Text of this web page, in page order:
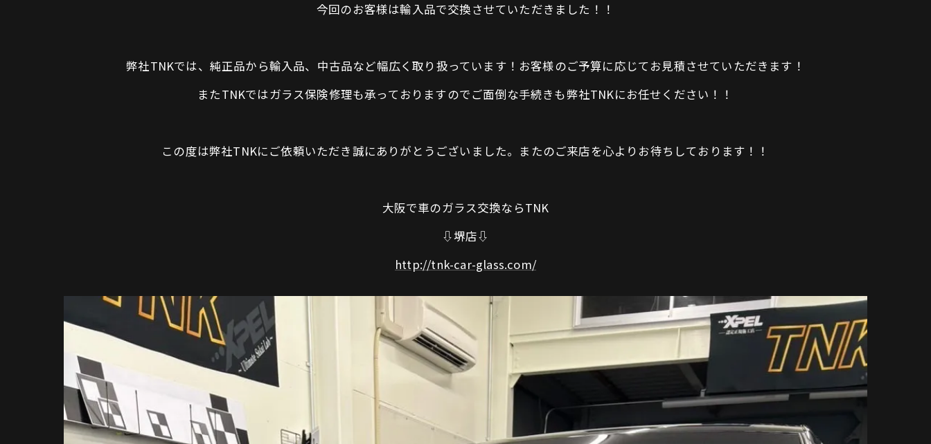
今回のお客様は輸入品で交換させていただきました！！
弊社TNKでは、純正品から輸入品、中古品など幅広く取り扱っています！お客様のご予算に応じてお見積させていただきます！
またTNKではガラス保険修理も承っておりますのでご面倒な手続きも弊社TNKにお任せください！！
この度は弊社TNKにご依頼いただき誠にありがとうございました。またのご来店を心よりお待ちしております！！
大阪で車のガラス交換ならTNK
⇩堺店⇩
http://tnk-car-glass.com/